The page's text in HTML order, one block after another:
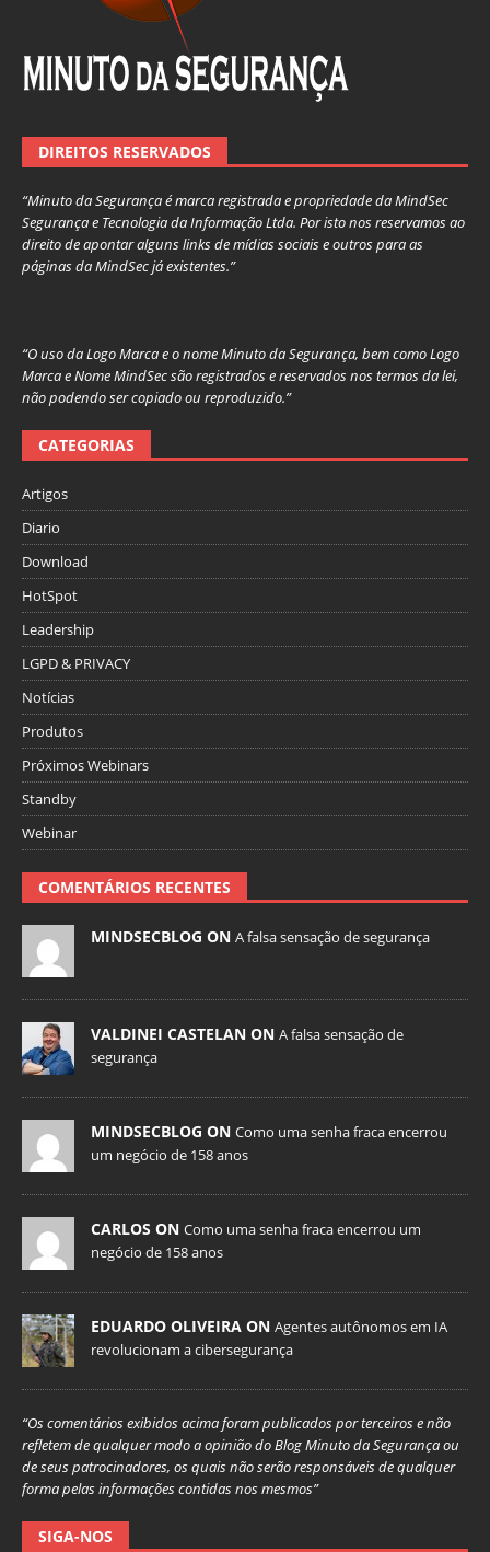
DIREITOS RESERVADOS
“Minuto da Segurança é marca registrada e propriedade da MindSec
Segurança e Tecnologia da Informação Ltda. Por isto nos reservamos ao
direito de apontar alguns links de mídias sociais e outros para as
páginas da MindSec já existentes.”
“O uso da Logo Marca e o nome Minuto da Segurança, bem como Logo
Marca e Nome MindSec são registrados e reservados nos termos da lei,
não podendo ser copiado ou reproduzido.”
CATEGORIAS
Artigos
Diario
Download
HotSpot
Leadership
LGPD & PRIVACY
Notícias
Produtos
Próximos Webinars
Standby
Webinar
COMENTÁRIOS RECENTES
MINDSECBLOG ON A falsa sensação de segurança
VALDINEI CASTELAN ON A falsa sensação de
segurança
MINDSECBLOG ON Como uma senha fraca encerrou
um negócio de 158 anos
CARLOS ON Como uma senha fraca encerrou um
negócio de 158 anos
EDUARDO OLIVEIRA ON Agentes autônomos em IA
revolucionam a cibersegurança
“Os comentários exibidos acima foram publicados por terceiros e não
refletem de qualquer modo a opinião do Blog Minuto da Segurança ou
de seus patrocinadores, os quais não serão responsáveis de qualquer
forma pelas informações contidas nos mesmos”
SIGA-NOS